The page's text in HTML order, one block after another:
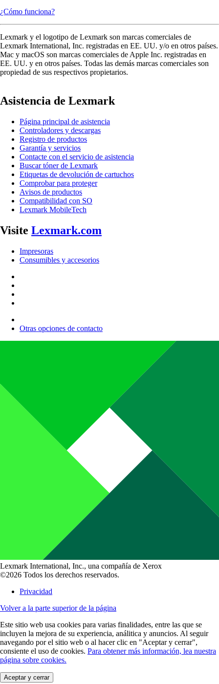
¿Cómo funciona?
Lexmark y el logotipo de Lexmark son marcas comerciales de
Lexmark International, Inc. registradas en EE. UU. y/o en otros países.
Mac y macOS son marcas comerciales de Apple Inc. registradas en
EE. UU. y en otros países. Todas las demás marcas comerciales son
propiedad de sus respectivos propietarios.
Asistencia de Lexmark
Página principal de asistencia
Controladores y descargas
Registro de productos
Garantía y servicios
Contacte con el servicio de asistencia
Buscar tóner de Lexmark
Etiquetas de devolución de cartuchos
Comprobar para proteger
Avisos de productos
Compatibilidad con SO
Lexmark MobileTech
Visite Lexmark.com
Impresoras
Consumibles y accesorios
Otras opciones de contacto
Lexmark International, Inc., una compañía de Xerox
©2026 Todos los derechos reservados.
Privacidad
Volver a la parte superior de la página
Este sitio web usa cookies para varias finalidades, entre las que se
incluyen la mejora de su experiencia, análitica y anuncios. Al seguir
navegando por el sitio web o al hacer clic en "Aceptar y cerrar",
consiente el uso de cookies. Para obtener más información, lea nuestra
página sobre cookies.
Aceptar y cerrar